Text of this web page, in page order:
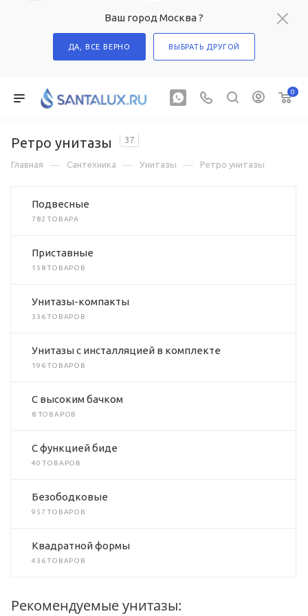
Ваш город Москва ?
ДА, ВСЕ ВЕРНО ВЫБРАТЬ ДРУГОЙ
0
Ретро унитазы 37
Главная — Сантехника — Унитазы — Ретро унитазы
Подвесные
782 ТОВАРА
Приставные
158 ТОВАРОВ
Унитазы-компакты
336 ТОВАРОВ
Унитазы с инсталляцией в комплекте
196 ТОВАРОВ
C высоким бачком
8 ТОВАРОВ
C функцией биде
40 ТОВАРОВ
Безободковые
957 ТОВАРОВ
Квадратной формы
436 ТОВАРОВ
Рекомендуемые унитазы: